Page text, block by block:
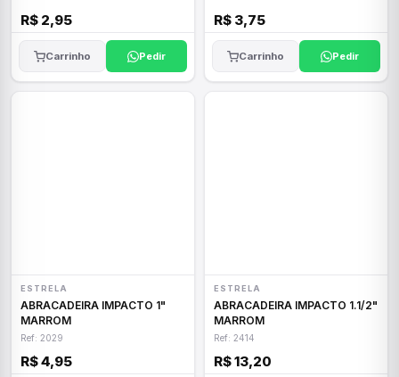
R$ 2,95
Carrinho Pedir
R$ 3,75
Carrinho Pedir
ESTRELA
ABRACADEIRA IMPACTO 1"
MARROM
Ref: 2029
R$ 4,95
ESTRELA
ABRACADEIRA IMPACTO 1.1/2"
MARROM
Ref: 2414
R$ 13,20